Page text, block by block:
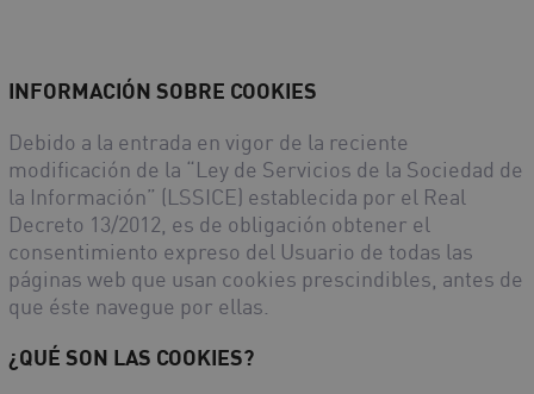
INFORMACIÓN SOBRE COOKIES
Debido a la entrada en vigor de la reciente
modificación de la “Ley de Servicios de la Sociedad de
la Información” (LSSICE) establecida por el Real
Decreto 13/2012, es de obligación obtener el
consentimiento expreso del Usuario de todas las
páginas web que usan cookies prescindibles, antes de
que éste navegue por ellas.
¿QUÉ SON LAS COOKIES?